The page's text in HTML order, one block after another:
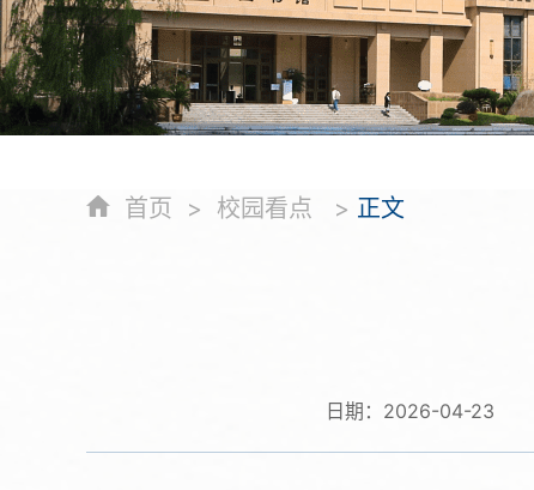
首页 > 校园看点 > 正文
日期： 2026-04-23